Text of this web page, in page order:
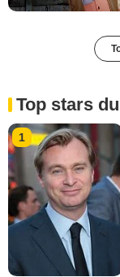
Top stars
1